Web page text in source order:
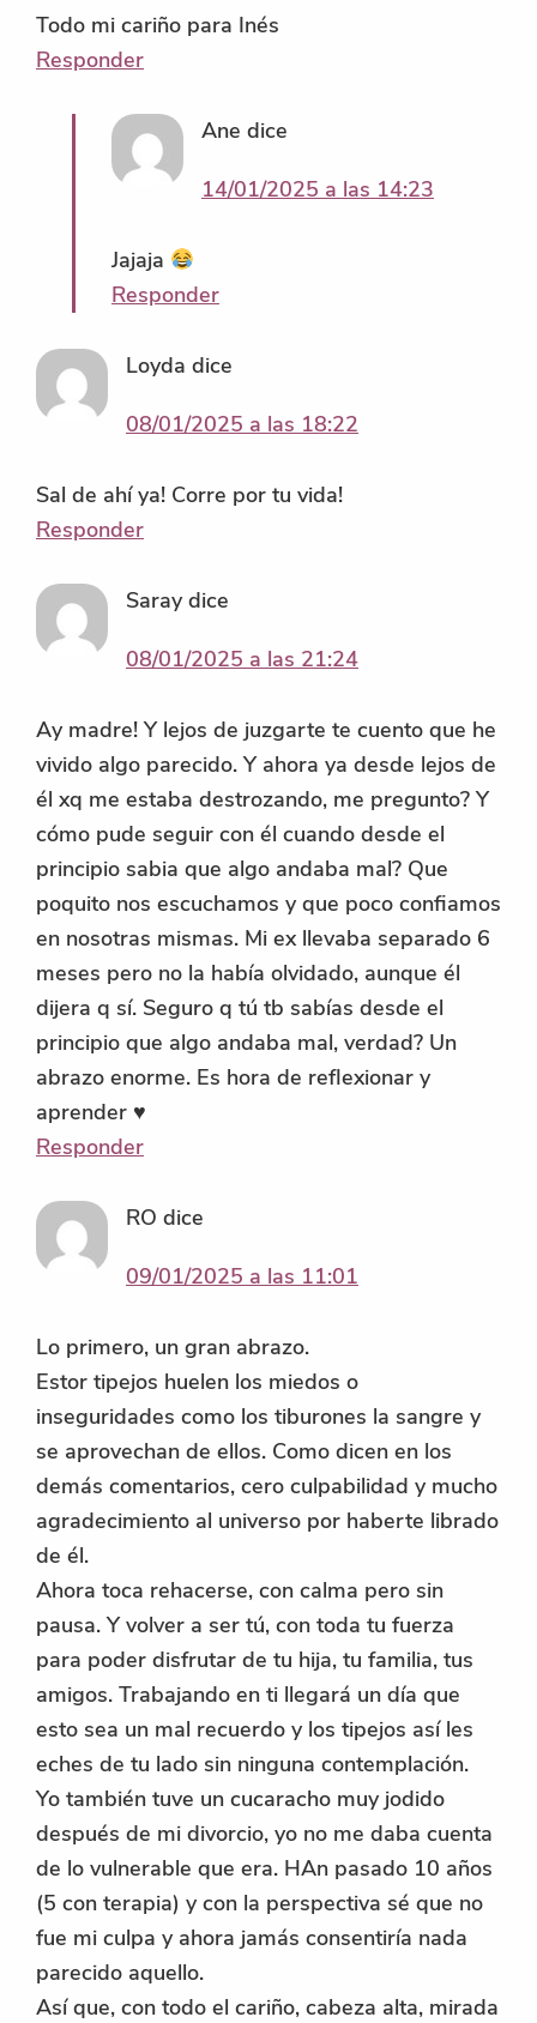
Todo mi cariño para Inés
Responder
Ane dice
14/01/2025 a las 14:23
Jajaja
Responder
Loyda dice
08/01/2025 a las 18:22
Sal de ahí ya! Corre por tu vida!
Responder
Saray dice
08/01/2025 a las 21:24
Ay madre! Y lejos de juzgarte te cuento que he
vivido algo parecido. Y ahora ya desde lejos de
él xq me estaba destrozando, me pregunto? Y
cómo pude seguir con él cuando desde el
principio sabia que algo andaba mal? Que
poquito nos escuchamos y que poco confiamos
en nosotras mismas. Mi ex llevaba separado 6
meses pero no la había olvidado, aunque él
dijera q sí. Seguro q tú tb sabías desde el
principio que algo andaba mal, verdad? Un
abrazo enorme. Es hora de reflexionar y
aprender ♥️
Responder
RO dice
09/01/2025 a las 11:01
Lo primero, un gran abrazo.
Estor tipejos huelen los miedos o
inseguridades como los tiburones la sangre y
se aprovechan de ellos. Como dicen en los
demás comentarios, cero culpabilidad y mucho
agradecimiento al universo por haberte librado
de él.
Ahora toca rehacerse, con calma pero sin
pausa. Y volver a ser tú, con toda tu fuerza
para poder disfrutar de tu hija, tu familia, tus
amigos. Trabajando en ti llegará un día que
esto sea un mal recuerdo y los tipejos así les
eches de tu lado sin ninguna contemplación.
Yo también tuve un cucaracho muy jodido
después de mi divorcio, yo no me daba cuenta
de lo vulnerable que era. HAn pasado 10 años
(5 con terapia) y con la perspectiva sé que no
fue mi culpa y ahora jamás consentiría nada
parecido aquello.
Así que, con todo el cariño, cabeza alta, mirada